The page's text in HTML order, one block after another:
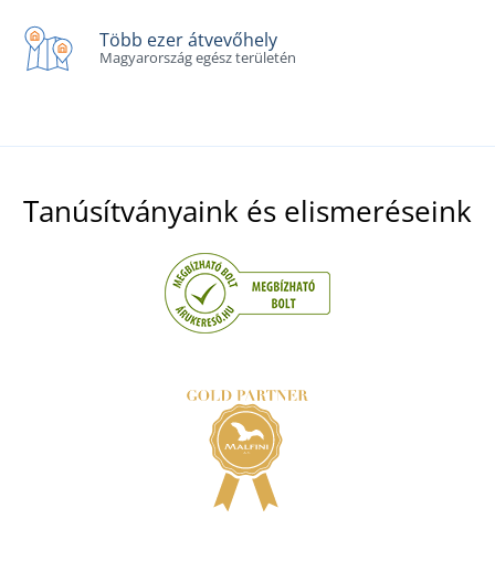
Több ezer átvevőhely
Magyarország egész területén
Tanúsítványaink és elismeréseink